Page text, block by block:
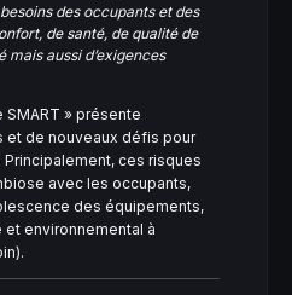
des occupants et des
de santé, de qualité de
mais aussi d’exigences
» présente
et de nouveaux défis pour
ces risques
avec les occupants,
des équipements,
environnemental à